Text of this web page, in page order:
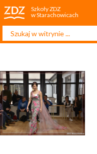
Szkoły ZDZ
w Starachowicach
Start
Rekrutacja 2025/2026
Dla ucznia
Dla rodzica
Szukaj...